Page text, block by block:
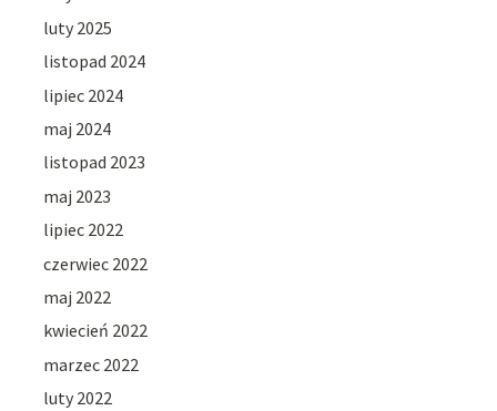
luty 2025
listopad 2024
lipiec 2024
maj 2024
listopad 2023
maj 2023
lipiec 2022
czerwiec 2022
maj 2022
kwiecień 2022
marzec 2022
luty 2022